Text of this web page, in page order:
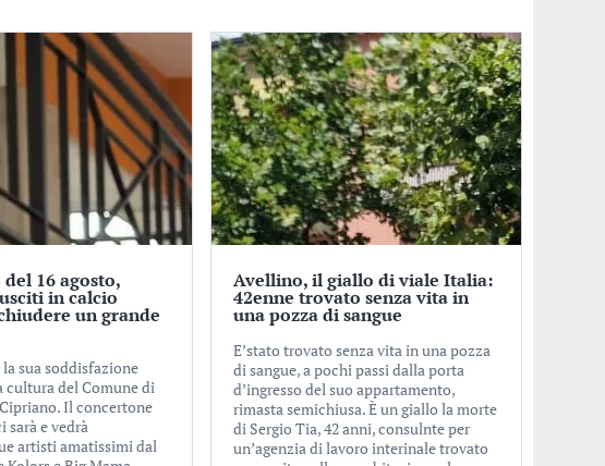
16 agosto,
in calcio
un grande
sua soddisfazione
cultura del Comune di
Il concertone
sarà e vedrà
artisti amatissimi dal
Avellino, il giallo di viale Italia:
42enne trovato senza vita in
una pozza di sangue
E’stato trovato senza vita in una pozza
di sangue, a pochi passi dalla porta
d’ingresso del suo appartamento,
rimasta semichiusa. È un giallo la morte
di Sergio Tia, 42 anni, consulnte per
un’agenzia di lavoro interinale trovato